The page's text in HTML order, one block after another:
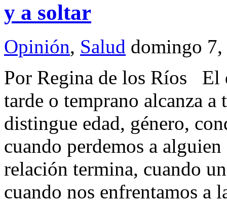
y a soltar
Opinión, Salud domingo 7,
Por Regina de los Ríos El
tarde o temprano alcanza a
distingue edad, género,
cuando perdemos a
relación termina, cuando
cuando nos enfrentamos